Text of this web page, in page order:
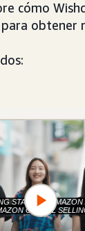
cómo
obtener